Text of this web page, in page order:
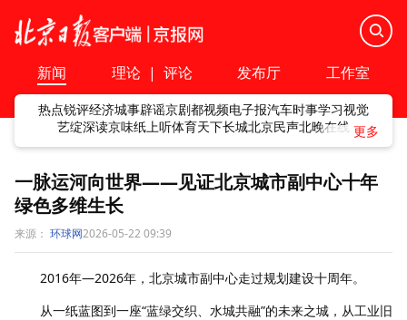
新闻 理论 | 评论 发布厅 工作室
热点锐评经济城事辟谣京剧都视频电子报汽车时事学习视觉
艺绽深读京味纸上听体育天下长城北京民声北晚在线
一脉运河向世界——见证北京城市副中心十年
绿色多维生长
来源： 环球网2026-05-22 09:39
2016年—2026年，北京城市副中心走过规划建设十周年。
从一纸蓝图到一座“蓝绿交织、水城共融”的未来之城，从工业旧